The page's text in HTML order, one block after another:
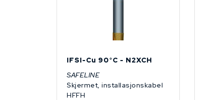
IFSI-Cu 90°C - N2XCH
SAFELINE
Skjermet, installasjonskabel
HFFH